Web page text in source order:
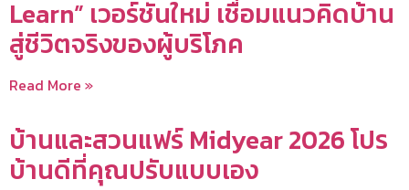
Learn” เวอร์ชันใหม่ เชื่อมแนวคิดบ้าน
สู่ชีวิตจริงของผู้บริโภค
Read More »
บ้านและสวนแฟร์ Midyear 2026 โปร
บ้านดีที่คุณปรับแบบเอง